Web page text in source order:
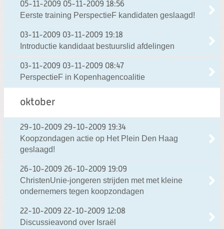
05-11-2009 05-11-2009 18:56
Eerste training PerspectieF kandidaten geslaagd!
03-11-2009 03-11-2009 19:18
Introductie kandidaat bestuurslid afdelingen
03-11-2009 03-11-2009 08:47
PerspectieF in Kopenhagencoalitie
oktober
29-10-2009 29-10-2009 19:34
Koopzondagen actie op Het Plein Den Haag
geslaagd!
26-10-2009 26-10-2009 19:09
ChristenUnie-jongeren strijden met met kleine
ondernemers tegen koopzondagen
22-10-2009 22-10-2009 12:08
Discussieavond over Israël